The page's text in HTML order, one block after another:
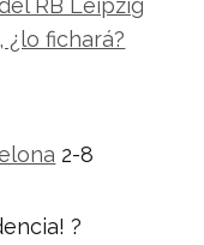
fichará?
2-8
?